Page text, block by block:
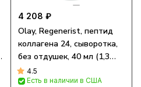
4 208 ₽
Olay, Regenerist, пептид
коллагена 24, сыворотка,
без отдушек, 40 мл (1,3
жидк. Унции)
4.5
Есть в наличии в США